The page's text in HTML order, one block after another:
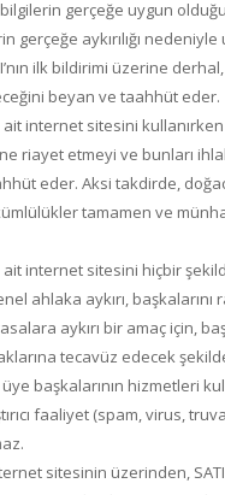
gerçeğe uygun
gerçeğe aykırılığı nedeniyle
ilk bildirimi üzerine
beyan ve taahhüt eder.
ait internet sitesini
riayet etmeyi ve bunları
eder. Aksi takdirde,
tamamen ve
ait internet sitesini hiçbir
ahlaka aykırı, başkalarını
aykırı bir amaç için,
tecavüz edecek
başkalarının hizmetleri
faaliyet (spam, virus,
sitesinin üzerinden,